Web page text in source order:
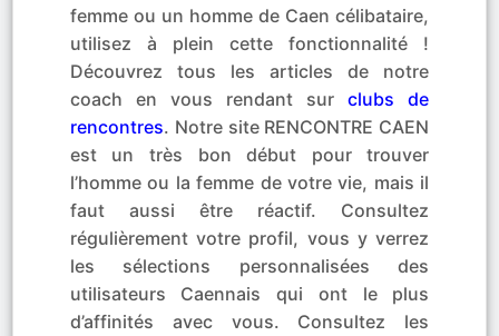
femme ou un homme de Caen célibataire,
utilisez à plein cette fonctionnalité !
Découvrez tous les articles de notre
coach en vous rendant surclubs de
rencontres. Notre site RENCONTRE CAEN
est un très bon début pour trouver
l’homme ou la femme de votre vie, mais il
faut aussi être réactif. Consultez
régulièrement votre profil, vous y verrez
les sélections personnalisées des
utilisateurs Caennais qui ont le plus
d’affinités avec vous. Consultez les